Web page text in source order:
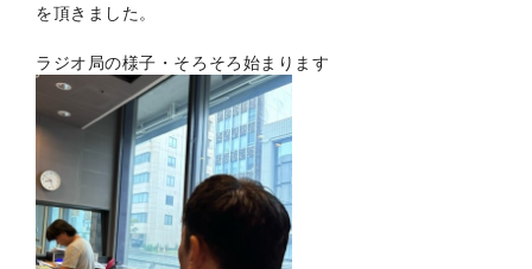
を頂きました。
ラジオ局の様子・そろそろ始まります